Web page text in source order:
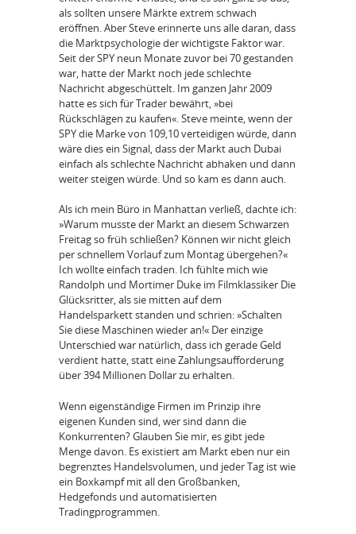
als sollten unsere Märkte extrem schwach
eröffnen. Aber Steve erinnerte uns alle daran, dass
die Marktpsychologie der wichtigste Faktor war.
Seit der SPY neun Monate zuvor bei 70 gestanden
war, hatte der Markt noch jede schlechte
Nachricht abgeschüttelt. Im ganzen Jahr 2009
hatte es sich für Trader bewährt, »bei
Rückschlägen zu kaufen«. Steve meinte, wenn der
SPY die Marke von 109,10 verteidigen würde, dann
wäre dies ein Signal, dass der Markt auch Dubai
einfach als schlechte Nachricht abhaken und dann
weiter steigen würde. Und so kam es dann auch.
Als ich mein Büro in Manhattan verließ, dachte ich:
»Warum musste der Markt an diesem Schwarzen
Freitag so früh schließen? Können wir nicht gleich
per schnellem Vorlauf zum Montag übergehen?«
Ich wollte einfach traden. Ich fühlte mich wie
Randolph und Mortimer Duke im Filmklassiker Die
Glücksritter, als sie mitten auf dem
Handelsparkett standen und schrien: »Schalten
Sie diese Maschinen wieder an!« Der einzige
Unterschied war natürlich, dass ich gerade Geld
verdient hatte, statt eine Zahlungsaufforderung
über 394 Millionen Dollar zu erhalten.
Wenn eigenständige Firmen im Prinzip ihre
eigenen Kunden sind, wer sind dann die
Konkurrenten? Glauben Sie mir, es gibt jede
Menge davon. Es existiert am Markt eben nur ein
begrenztes Handelsvolumen, und jeder Tag ist wie
ein Boxkampf mit all den Großbanken,
Hedgefonds und automatisierten
Tradingprogrammen.